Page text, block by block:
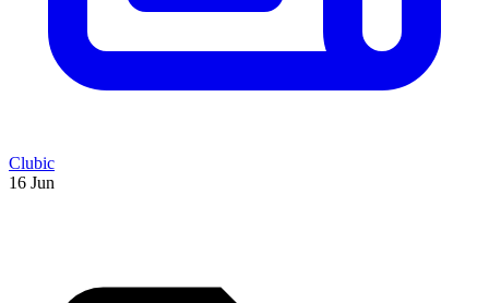
Clubic
16 Jun